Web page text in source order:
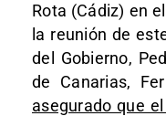
Rota (Cádiz) en
la reunión de
del Gobierno,
de Canarias,
asegurado que